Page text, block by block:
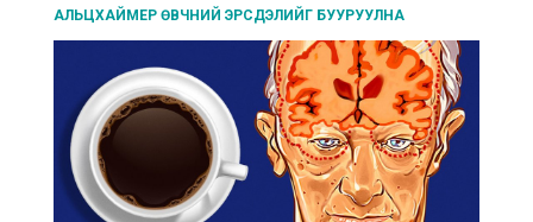
АЛЬЦХАЙМЕР ӨВЧНИЙ ЭРСДЭЛИЙГ БУУРУУЛНА